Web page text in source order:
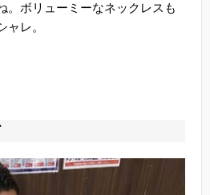
。ボリューミーなネックレスも
ャレ。